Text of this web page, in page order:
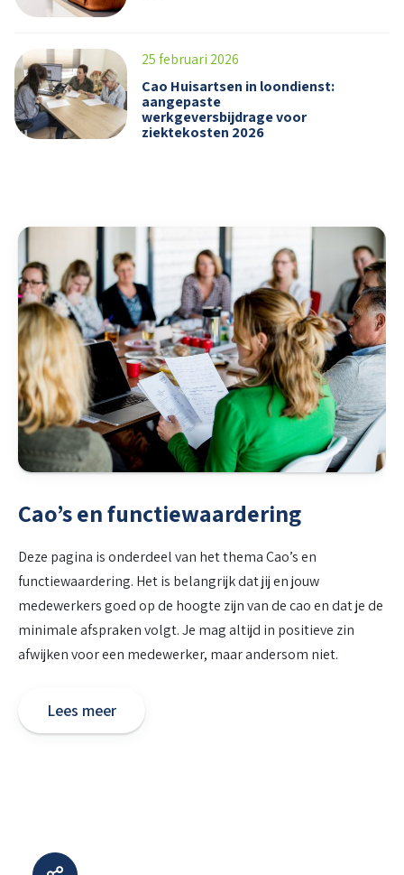
25 februari 2026
Cao Huisartsen in loondienst:
aangepaste
werkgeversbijdrage voor
ziektekosten 2026
Cao’s en functiewaardering
Deze pagina is onderdeel van het thema Cao’s en
functiewaardering. Het is belangrijk dat jij en jouw
medewerkers goed op de hoogte zijn van de cao en dat je de
minimale afspraken volgt. Je mag altijd in positieve zin
afwijken voor een medewerker, maar andersom niet.
Lees meer